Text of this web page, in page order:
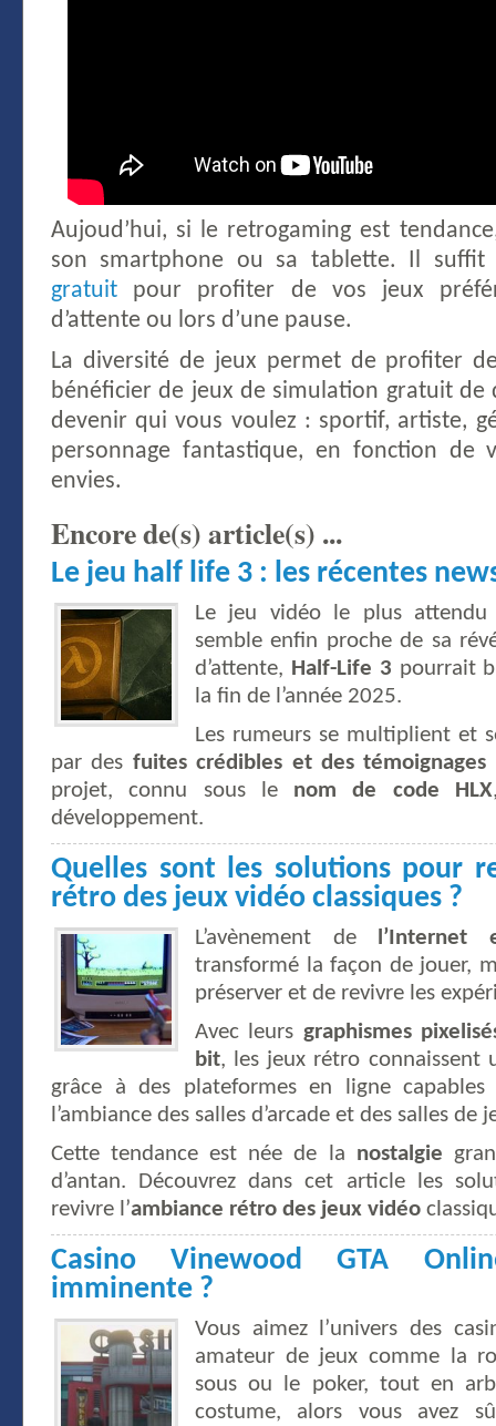
Aujoud’hui, si le retrogaming est
son smartphone ou sa tablette. Il
gratuit pour profiter de vos jeux
d’attente ou lors d’une pause.
La diversité de jeux permet de profiter
bénéficier de jeux de simulation gratuit de
devenir qui vous voulez : sportif, artiste,
personnage fantastique, en fonction de
envies.
Encore de(s) article(s) ...
Le jeu half life 3 : les récentes
Le jeu vidéo le plus attendu
semble enfin proche de sa
d’attente, Half-Life 3 pourrait
la fin de l’année 2025.
Les rumeurs se multiplient et
par des fuites crédibles et des témoignages
projet, connu sous le nom de code HLX
développement.
Quelles sont les solutions pour
rétro des jeux vidéo classiques ?
L’avènement de
transformé la façon de jouer,
préserver et de revivre les
Avec leurs graphismes
bit, les jeux rétro connaissent
grâce à des plateformes en ligne
l’ambiance des salles d’arcade et des salles de
Cette tendance est née de la nostalgie
d’antan. Découvrez dans cet article les
revivre l’ambiance rétro des jeux vidéo
Casino Vinewood GTA
imminente ?
Vous aimez l’univers des
amateur de jeux comme la
sous ou le poker, tout en
costume, alors vous avez